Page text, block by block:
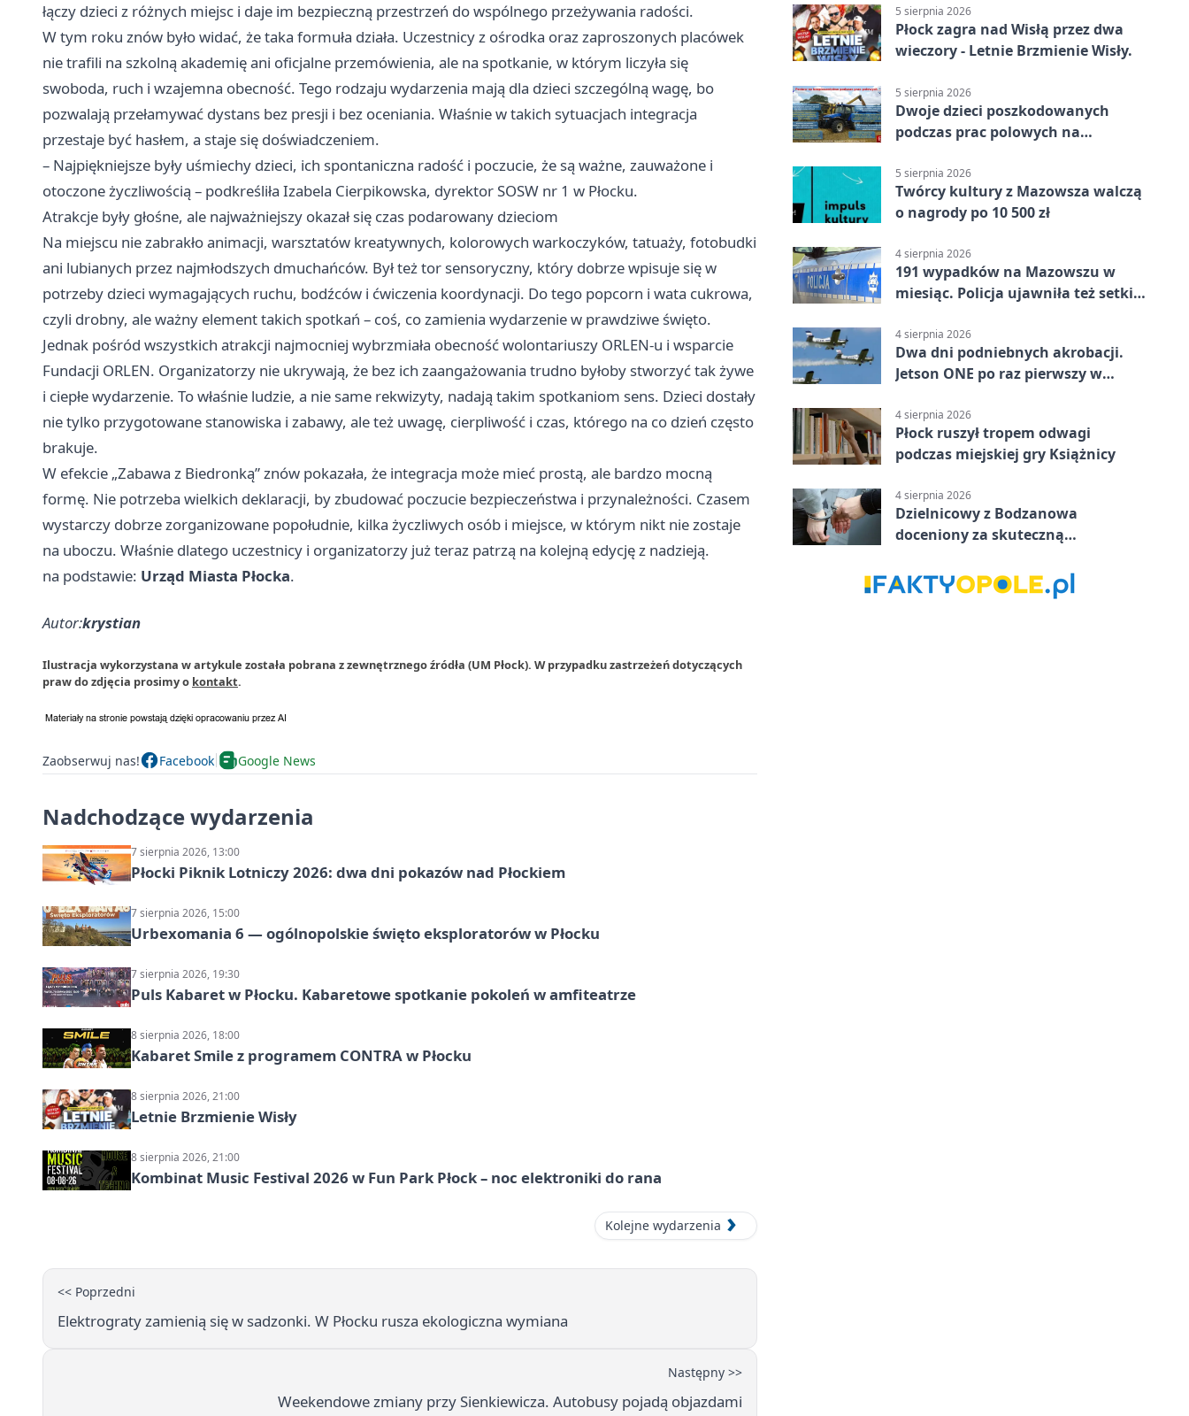
łączy dzieci z różnych miejsc i daje im bezpieczną przestrzeń do wspólnego przeżywania radości.
W tym roku znów było widać, że taka formuła działa. Uczestnicy z ośrodka oraz zaproszonych placówek
nie trafili na szkolną akademię ani oficjalne przemówienia, ale na spotkanie, w którym liczyła się
swoboda, ruch i wzajemna obecność. Tego rodzaju wydarzenia mają dla dzieci szczególną wagę, bo
pozwalają przełamywać dystans bez presji i bez oceniania. Właśnie w takich sytuacjach integracja
przestaje być hasłem, a staje się doświadczeniem.
– Najpiękniejsze były uśmiechy dzieci, ich spontaniczna radość i poczucie, że są ważne, zauważone i
otoczone życzliwością – podkreśliła Izabela Cierpikowska, dyrektor SOSW nr 1 w Płocku.
Atrakcje były głośne, ale najważniejszy okazał się czas podarowany dzieciom
Na miejscu nie zabrakło animacji, warsztatów kreatywnych, kolorowych warkoczyków, tatuaży, fotobudki
ani lubianych przez najmłodszych dmuchańców. Był też tor sensoryczny, który dobrze wpisuje się w
potrzeby dzieci wymagających ruchu, bodźców i ćwiczenia koordynacji. Do tego popcorn i wata cukrowa,
czyli drobny, ale ważny element takich spotkań – coś, co zamienia wydarzenie w prawdziwe święto.
Jednak pośród wszystkich atrakcji najmocniej wybrzmiała obecność wolontariuszy ORLEN-u i wsparcie
Fundacji ORLEN. Organizatorzy nie ukrywają, że bez ich zaangażowania trudno byłoby stworzyć tak żywe
i ciepłe wydarzenie. To właśnie ludzie, a nie same rekwizyty, nadają takim spotkaniom sens. Dzieci dostały
nie tylko przygotowane stanowiska i zabawy, ale też uwagę, cierpliwość i czas, którego na co dzień często
brakuje.
W efekcie „Zabawa z Biedronką” znów pokazała, że integracja może mieć prostą, ale bardzo mocną
formę. Nie potrzeba wielkich deklaracji, by zbudować poczucie bezpieczeństwa i przynależności. Czasem
wystarczy dobrze zorganizowane popołudnie, kilka życzliwych osób i miejsce, w którym nikt nie zostaje
na uboczu. Właśnie dlatego uczestnicy i organizatorzy już teraz patrzą na kolejną edycję z nadzieją.
na podstawie: Urząd Miasta Płocka.
Autor:krystian
Ilustracja wykorzystana w artykule została pobrana z zewnętrznego źródła (UM Płock). W przypadku zastrzeżeń dotyczących
praw do zdjęcia prosimy o kontakt.
Zaobserwuj nas! Facebook Google News
Nadchodzące wydarzenia
7 sierpnia 2026, 13:00
Płocki Piknik Lotniczy 2026: dwa dni pokazów nad Płockiem
7 sierpnia 2026, 15:00
Urbexomania 6 — ogólnopolskie święto eksploratorów w Płocku
7 sierpnia 2026, 19:30
Puls Kabaret w Płocku. Kabaretowe spotkanie pokoleń w amfiteatrze
8 sierpnia 2026, 18:00
Kabaret Smile z programem CONTRA w Płocku
8 sierpnia 2026, 21:00
Letnie Brzmienie Wisły
8 sierpnia 2026, 21:00
Kombinat Music Festival 2026 w Fun Park Płock – noc elektroniki do rana
Kolejne wydarzenia
<< Poprzedni
Elektrograty zamienią się w sadzonki. W Płocku rusza ekologiczna wymiana
Następny >>
Weekendowe zmiany przy Sienkiewicza. Autobusy pojadą objazdami
5 sierpnia 2026
Płock zagra nad Wisłą przez dwa
wieczory - Letnie Brzmienie Wisły.
5 sierpnia 2026
Dwoje dzieci poszkodowanych
podczas prac polowych na
5 sierpnia 2026
Twórcy kultury z Mazowsza walczą
o nagrody po 10 500 zł
4 sierpnia 2026
191 wypadków na Mazowszu w
miesiąc. Policja ujawniła też setki
4 sierpnia 2026
Dwa dni podniebnych akrobacji.
Jetson ONE po raz pierwszy w
4 sierpnia 2026
Płock ruszył tropem odwagi
podczas miejskiej gry Książnicy
4 sierpnia 2026
Dzielnicowy z Bodzanowa
doceniony za skuteczną